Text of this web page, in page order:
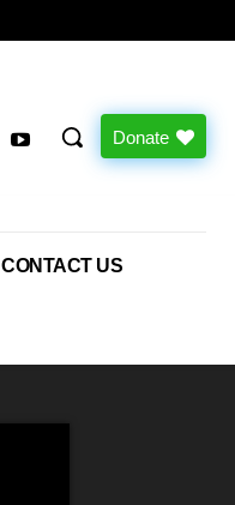
Donate
CONTACT US